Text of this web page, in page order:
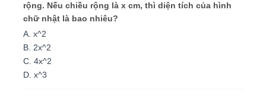
rộng. Nếu chiều rộng là x cm, thì diện tích của hình
chữ nhật là bao nhiêu?
A. x^2
B. 2x^2
C. 4x^2
D. x^3